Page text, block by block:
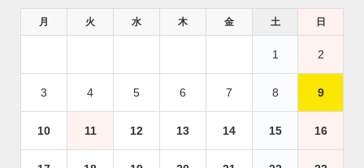
月 火 水 木 金 土 日
1 2
3 4 5 6 7 8 9
10 11 12 13 14 15 16